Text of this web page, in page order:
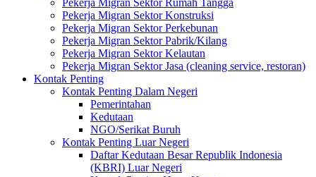
Pekerja Migran Sektor Rumah Tangga
Pekerja Migran Sektor Konstruksi
Pekerja Migran Sektor Perkebunan
Pekerja Migran Sektor Pabrik/Kilang
Pekerja Migran Sektor Kelautan
Pekerja Migran Sektor Jasa (cleaning service, restoran)
Kontak Penting
Kontak Penting Dalam Negeri
Pemerintahan
Kedutaan
NGO/Serikat Buruh
Kontak Penting Luar Negeri
Daftar Kedutaan Besar Republik Indonesia
(KBRI) Luar Negeri